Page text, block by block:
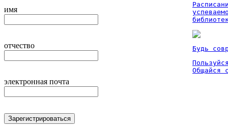
имя
отчество
электронная почта
Зарегистрироваться
Будь
Общайся